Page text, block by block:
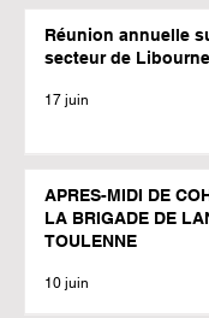
Réunion annuelle
secteur de Libourne
17 juin
APRES-MIDI DE
LA BRIGADE DE
TOULENNE
10 juin